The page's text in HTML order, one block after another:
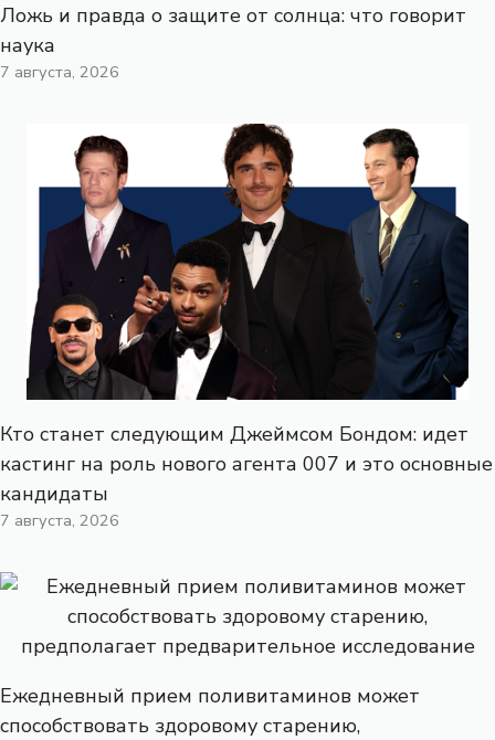
Ложь и правда о защите от солнца: что говорит
наука
7 августа, 2026
Кто станет следующим Джеймсом Бондом: идет
кастинг на роль нового агента 007 и это основные
кандидаты
7 августа, 2026
Ежедневный прием поливитаминов может
способствовать здоровому старению,